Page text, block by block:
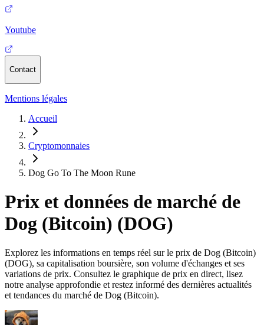
Youtube
Contact
Mentions légales
Accueil
Cryptomonnaies
Dog Go To The Moon Rune
Prix et données de marché de
Dog (Bitcoin) (DOG)
Explorez les informations en temps réel sur le prix de Dog (Bitcoin)
(DOG), sa capitalisation boursière, son volume d'échanges et ses
variations de prix. Consultez le graphique de prix en direct, lisez
notre analyse approfondie et restez informé des dernières actualités
et tendances du marché de Dog (Bitcoin).